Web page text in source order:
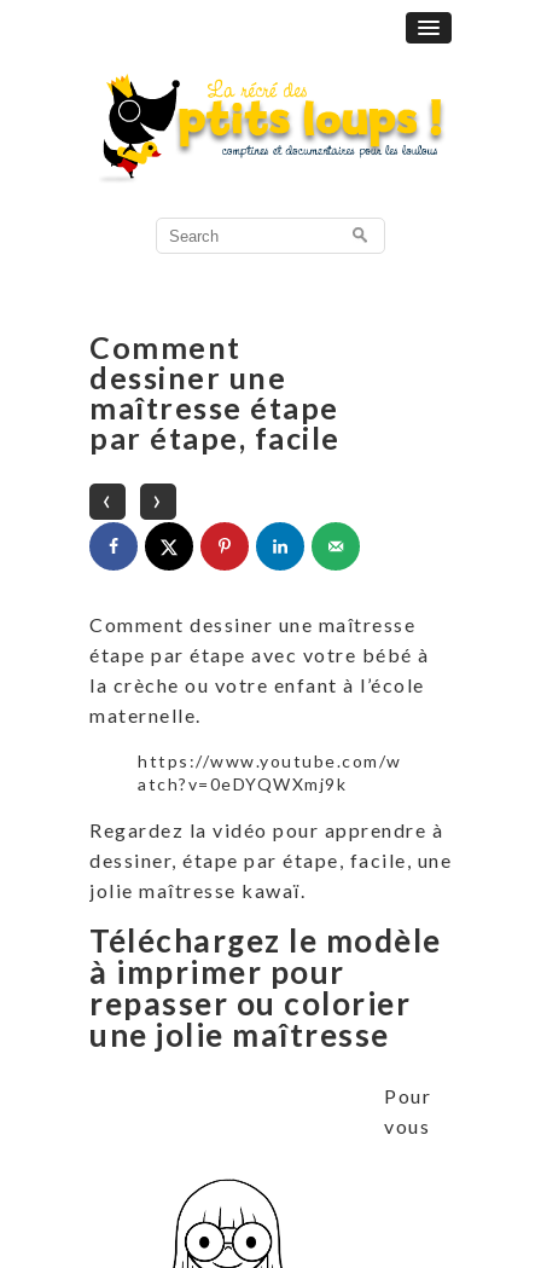
Search
for:
Comment
dessiner une
maîtresse étape
par étape, facile
‹
›
Comment dessiner une maîtresse
étape par étape avec votre bébé à
la crèche ou votre enfant à l’école
maternelle.
https://www.youtube.com/w
atch?v=0eDYQWXmj9k
Regardez la vidéo pour apprendre à
dessiner, étape par étape, facile, une
jolie maîtresse kawaï.
Téléchargez le modèle
à imprimer pour
repasser ou colorier
une jolie maîtresse
Pour
vous